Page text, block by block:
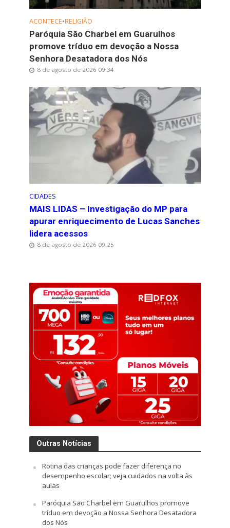
ACONTECE•RELIGIÃO
Paróquia São Charbel em Guarulhos
promove tríduo em devoção a Nossa
Senhora Desatadora dos Nós
8 de agosto de 2026 09:34
CIDADES
MAIS LIDAS – Investigação do MP para
apurar enriquecimento de Lucas Sanches
lidera acessos
8 de agosto de 2026 09:25
Outras Notícias
Rotina das crianças pode fazer diferença no
desempenho escolar; veja cuidados na volta às
aulas
Paróquia São Charbel em Guarulhos promove
tríduo em devoção a Nossa Senhora Desatadora
dos Nós